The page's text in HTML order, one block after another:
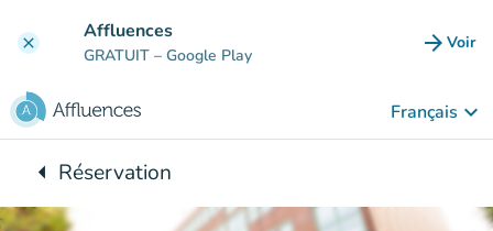
clear Affluences
GRATUIT – Google Play arrow_forward Voir
Français keyboard_arrow_down
arrow_leftRetour à :
Réservation